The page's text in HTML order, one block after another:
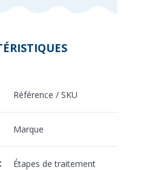
Référence / SKU
Marque
Étapes de traitement